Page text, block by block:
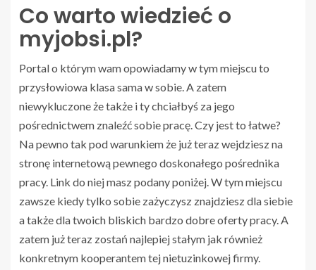
Co warto wiedzieć o
myjobsi.pl?
Portal o którym wam opowiadamy w tym miejscu to
przysłowiowa klasa sama w sobie. A zatem
niewykluczone że także i ty chciałbyś za jego
pośrednictwem znaleźć sobie pracę. Czy jest to łatwe?
Na pewno tak pod warunkiem że już teraz wejdziesz na
stronę internetową pewnego doskonałego pośrednika
pracy. Link do niej masz podany poniżej. W tym miejscu
zawsze kiedy tylko sobie zażyczysz znajdziesz dla siebie
a także dla twoich bliskich bardzo dobre oferty pracy. A
zatem już teraz zostań najlepiej stałym jak również
konkretnym kooperantem tej nietuzinkowej firmy.